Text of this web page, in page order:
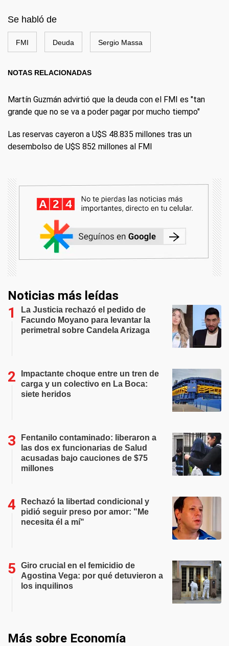
Se habló de
FMI Deuda Sergio Massa
NOTAS RELACIONADAS
Martín Guzmán advirtió que la deuda con el FMI es "tan
grande que no se va a poder pagar por mucho tiempo"
Las reservas cayeron a U$S 48.835 millones tras un
desembolso de U$S 852 millones al FMI
Noticias más leídas
La Justicia rechazó el pedido de
Facundo Moyano para levantar la
perimetral sobre Candela Arizaga
Impactante choque entre un tren de
carga y un colectivo en La Boca:
siete heridos
Fentanilo contaminado: liberaron a
las dos ex funcionarias de Salud
acusadas bajo cauciones de $75
millones
Rechazó la libertad condicional y
pidió seguir preso por amor: "Me
necesita él a mí"
Giro crucial en el femicidio de
Agostina Vega: por qué detuvieron a
los inquilinos
Más sobre Economía